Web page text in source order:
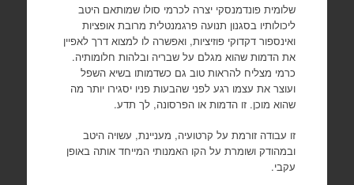
שלומית פונדמנסקי יצרה לכרמי סולו שמותאם היטב
ליכולותיו בסגנון תנועה פרגמנטלית מרובת אופציות
ואינספור דקדוקי פוזיציות, ואפשרה לו למצוא דרך לאפיין
את הדמות שהוא מגלם על שבריה ובלהות חלומותיה.
כרמי מצליח להראות טוב גם כשדמותו בשיא השפל
ועוצר את עצמו רגע לפני שהבעות פניו יסגירו יותר מה
שהוא מוכן. זו הדמות או הפרסונה, לך תדע.
זו עבודה זורמת על קרטועיה, מעניינת, עשויה היטב
ובמהודק ושומרת על הקו האמנותי המייחד אותה באופן
עקבי.